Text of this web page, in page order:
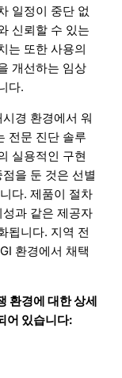
일정이 중단 없
신뢰할 수 있는
는 또한 사용의
개선하는 임상
다.
경 환경에서 워
전문 진단 솔루
실용적인 구현
을 둔 것은 선별
다. 제품이 절차
과 같은 제공자
됩니다. 지역 전
환경에서 채택
환경에 대한 상세
어 있습니다: